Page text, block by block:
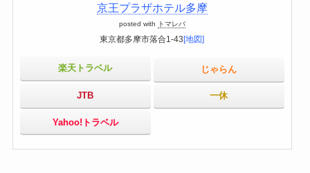
京王プラザホテル多摩
posted with トマレバ
東京都多摩市落合1-43[地図]
楽天トラベル じゃらん
JTB 一休
Yahoo!トラベル